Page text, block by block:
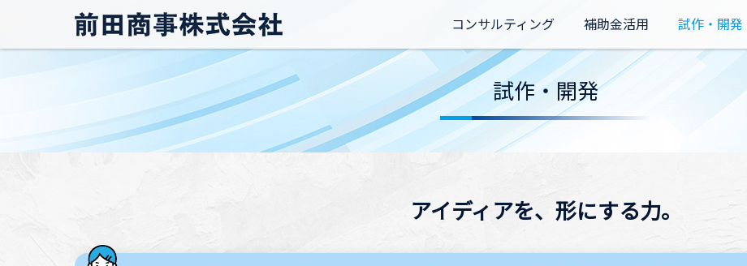
コンサルティング 補助金活用 試作・開発
試作・開発
アイディアを、形にする力。